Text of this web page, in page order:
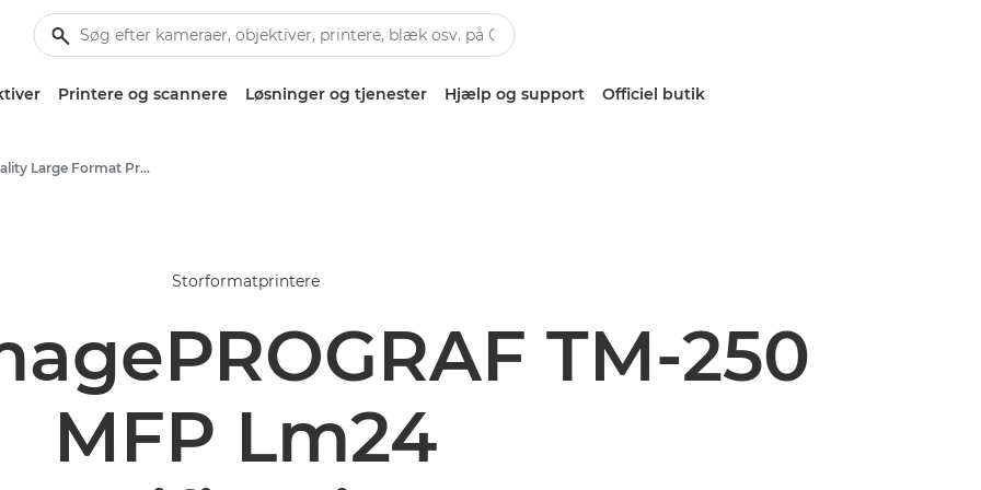
Printere og scannere Løsninger og tjenester Hjælp og support Officiel butik
High-Quality Large Format Printers for CAD/GIS and Stunning Graphics
Storformatprintere
TM-250
MFP Lm24